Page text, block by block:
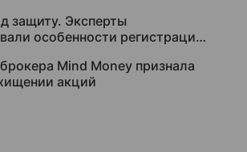
защиту. Эксперты
особенности регистрации
Mind Money признала
акций